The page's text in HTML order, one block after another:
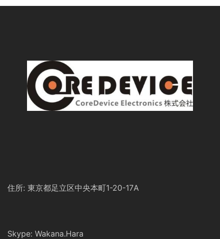
住所: 東京都足立区中央本町1-20-17A
Skype: Wakana.Hara